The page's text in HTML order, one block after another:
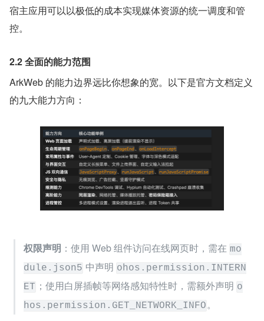
宿主应用可以以极低的成本实现媒体资源的统一调度和管
控。
2.2 全面的能力范围
ArkWeb 的能力边界远比你想象的宽。以下是官方文档定义
的九大能力方向：
权限声明 ：使用 Web 组件访问在线网页时，需在 mo
dule.json5 中声明 ohos.permission.INTERN
ET ；使用白屏插帧等网络感知特性时，需额外声明 o
hos.permission.GET_NETWORK_INFO 。